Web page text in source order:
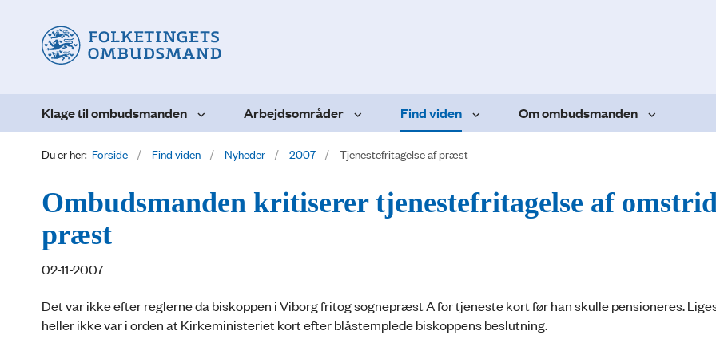
Klage til ombudsmanden Arbejdsområder Find viden Om ombudsmanden
Du er her: Forside Find viden Nyheder 2007 Tjenestefritagelse af præst
Ombudsmanden kritiserer tjenestefritagelse af
præst
02-11-2007
Det var ikke efter reglerne da biskoppen i Viborg fritog sogne­præst A for tjeneste kort før han skulle pen­sion­eres.
heller ikke var i orden at Kirkeministeriet kort efter blåstemplede biskoppens beslutning.